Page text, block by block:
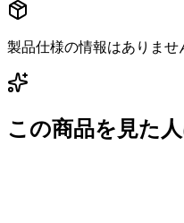
製品仕様の情報はありませ
この商品を見た